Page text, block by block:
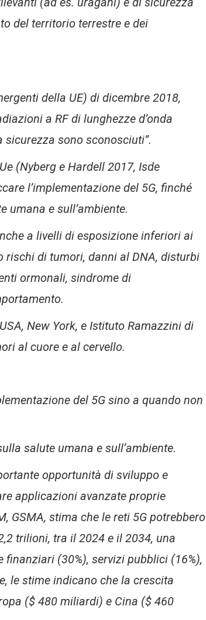
del territorio terrestre e dei
della UE) di dicembre 2018,
a RF di lunghezze d’onda
sono sconosciuti”.
(Nyberg e Hardell 2017, Isde
l’implementazione del 5G, finché
e sull’ambiente.
a livelli di esposizione inferiori ai
rischi di tumori, danni al DNA, disturbi
ormonali, sindrome di
New York, e Istituto Ramazzini di
al cuore e al cervello.
del 5G sino a quando non
salute umana e sull’ambiente.
opportunità di sviluppo e
applicazioni avanzate proprie
GSMA, stima che le reti 5G potrebbero
trilioni, tra il 2024 e il 2034, una
(30%), servizi pubblici (16%),
le stime indicano che la crescita
($ 480 miliardi) e Cina ($ 460